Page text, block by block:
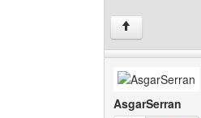
↑
AsgarSerran